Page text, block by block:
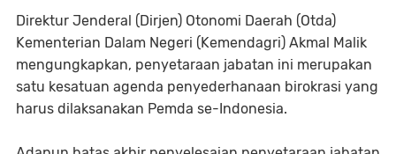
Direktur Jenderal (Dirjen) Otonomi Daerah (Otda)
Kementerian Dalam Negeri (Kemendagri) Akmal Malik
mengungkapkan, penyetaraan jabatan ini merupakan
satu kesatuan agenda penyederhanaan birokrasi yang
harus dilaksanakan Pemda se-Indonesia.